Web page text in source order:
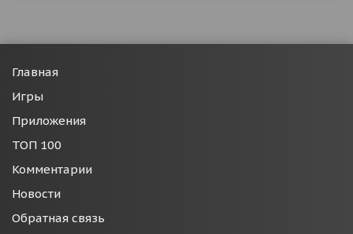
Главная
Игры
Приложения
ТОП 100
Комментарии
Новости
Обратная связь